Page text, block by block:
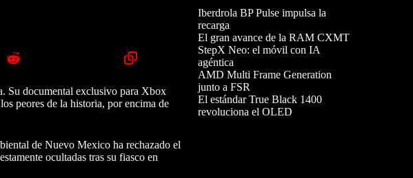
Su documental exclusivo para Xbox
peores de la historia, por encima de
de Nuevo Mexico ha rechazado el
ocultadas tras su fiasco en
Iberdrola BP Pulse impulsa la
recarga
El gran avance de la RAM CXMT
StepX Neo: el móvil con IA
agéntica
AMD Multi Frame Generation
junto a FSR
El estándar True Black 1400
revoluciona el OLED